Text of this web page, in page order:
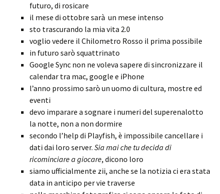
futuro, di rosicare
il mese di ottobre sarà un mese intenso
sto trascurando la mia vita 2.0
voglio vedere il Chilometro Rosso il prima possibile
in futuro sarò squattrinato
Google Sync non ne voleva sapere di sincronizzare il
calendar tra mac, google e iPhone
l’anno prossimo sarò un uomo di cultura, mostre ed
eventi
devo imparare a sognare i numeri del superenalotto
la notte, non a non dormire
secondo l’help di Playfish, è impossibile cancellare i
dati dai loro server. Sia mai che tu decida di
ricominciare a giocare, dicono loro
siamo ufficialmente zii, anche se la notizia ci era stata
data in anticipo per vie traverse